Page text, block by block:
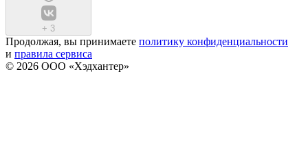
+ 3
Продолжая, вы принимаете политику конфиденциальности
и правила сервиса
© 2026 ООО «Хэдхантер»